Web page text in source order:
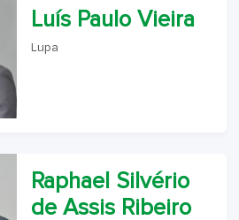
Luís Paulo Vieira
Lupa
Raphael Silvério
de Assis Ribeiro